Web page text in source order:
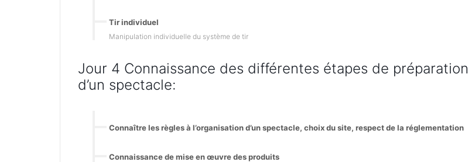
Tir individuel
Manipulation individuelle du système de tir
Jour 4 Connaissance des différentes étapes de préparation
d’un spectacle:
Connaître les règles à l’organisation d’un spectacle, choix du site, respect de la réglementation
Connaissance de mise en œuvre des produits